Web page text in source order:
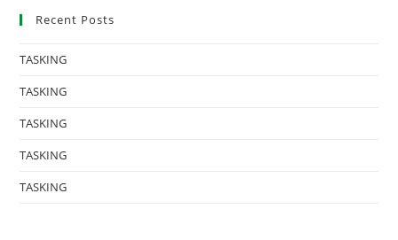
Recent Posts
TASKING
TASKING
TASKING
TASKING
TASKING